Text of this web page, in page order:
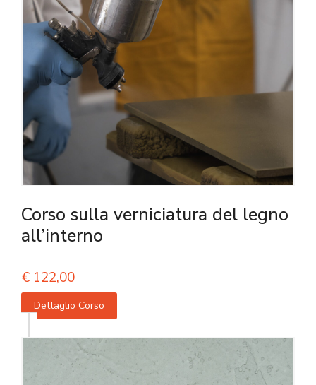
Corso sulla verniciatura del legno
all’interno
€ 122,00
Dettaglio Corso